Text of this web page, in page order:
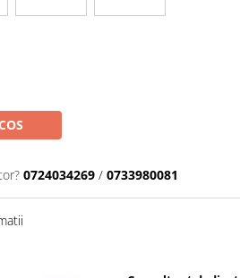
0724034269 / 0733980081